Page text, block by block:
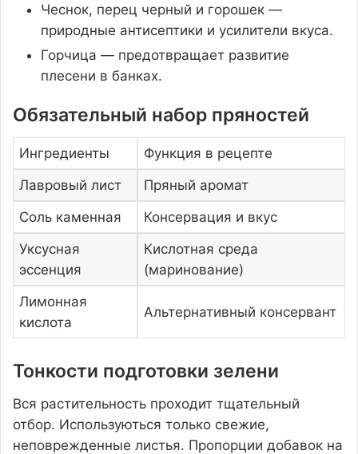
Чеснок, перец черный и горошек —
природные антисептики и усилители вкуса.
Горчица — предотвращает развитие
плесени в банках.
Обязательный набор пряностей
Ингредиенты
Функция в рецепте
Лавровый лист
Пряный аромат
Соль каменная
Консервация и вкус
Уксусная
эссенция
Кислотная среда
(маринование)
Лимонная
кислота
Альтернативный консервант
Тонкости подготовки зелени
Вся растительность проходит тщательный
отбор. Используються только свежие,
неповрежденные листья. Пропорции добавок на